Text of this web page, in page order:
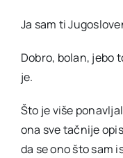
Ja sam ti
Dobro, bolan, jebo
je.
Što je više
ona sve tačnije
da se ono što sam